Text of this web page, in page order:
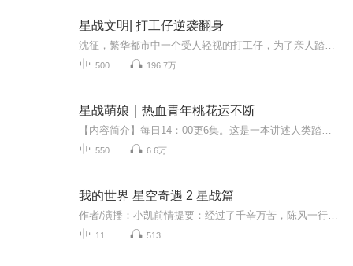
星战文明| 打工仔逆袭翻身
500 196.7万
星战萌娘｜热血青年桃花运不断
550 6.6万
我的世界 星空奇遇 2 星战篇
11 513